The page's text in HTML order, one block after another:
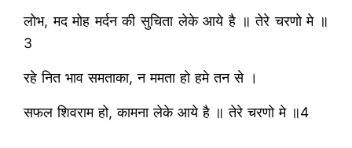
लोभ, मद मोह मर्दन की सुचिता लेके आये है ॥ तेरे चरणो मे ॥
3
रहे नित भाव समताका, न ममता हो हमे तन से ।
सफल शिवराम हो, कामना लेके आये है ॥ तेरे चरणो मे ॥4